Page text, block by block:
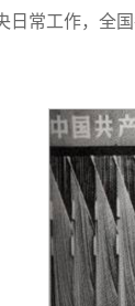
常工作，全